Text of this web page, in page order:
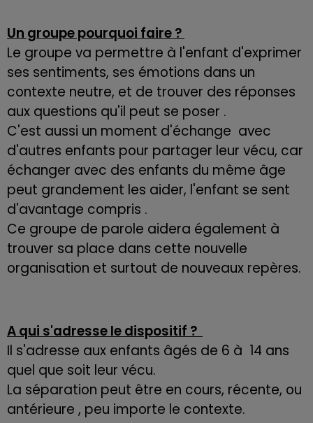
Un groupe pourquoi faire ?
Le groupe va permettre à l'enfant d'exprimer
ses sentiments, ses émotions dans un
contexte neutre, et de trouver des réponses
aux questions qu'il peut se poser .
C'est aussi un moment d'échange avec
d'autres enfants pour partager leur vécu, car
échanger avec des enfants du même âge
peut grandement les aider, l'enfant se sent
d'avantage compris .
Ce groupe de parole aidera également à
trouver sa place dans cette nouvelle
organisation et surtout de nouveaux repères.
A qui s'adresse le dispositif ?
Il s'adresse aux enfants âgés de 6 à 14 ans
quel que soit leur vécu.
La séparation peut être en cours, récente, ou
antérieure , peu importe le contexte.